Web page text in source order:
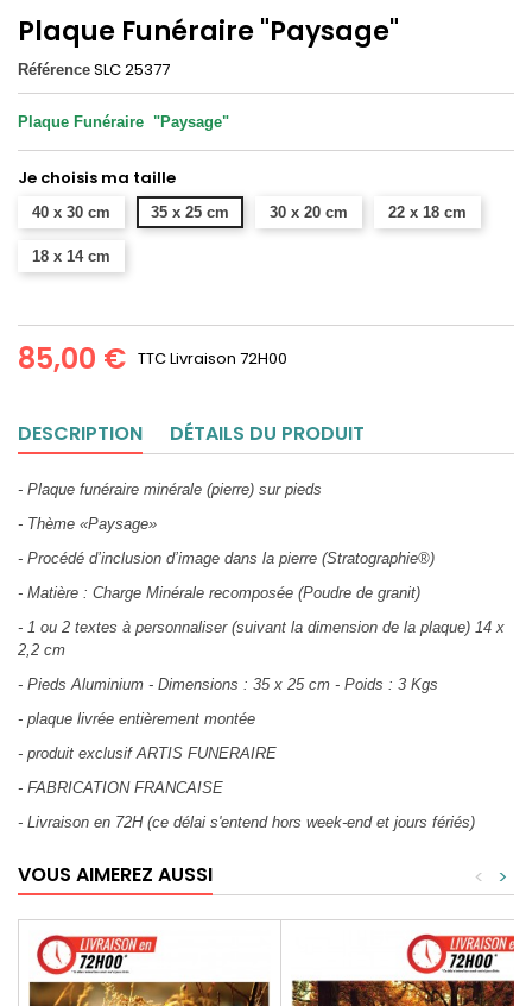
Plaque Funéraire "Paysage"
Référence SLC 25377
Plaque Funéraire "Paysage"
Je choisis ma taille
40 x 30 cm 35 x 25 cm 30 x 20 cm 22 x 18 cm
18 x 14 cm
85,00 € TTCLivraison 72H00
DESCRIPTION DÉTAILS DU PRODUIT
- Plaque funéraire minérale (pierre) sur pieds
- Thème «Paysage»
- Procédé d’inclusion d’image dans la pierre (Stratographie®)
- Matière : Charge Minérale recomposée (Poudre de granit)
- 1 ou 2 textes à personnaliser (suivant la dimension de la plaque) 14 x
2,2 cm
- Pieds Aluminium - Dimensions : 35 x 25 cm - Poids : 3 Kgs
- plaque livrée entièrement montée
- produit exclusif ARTIS FUNERAIRE
- FABRICATION FRANCAISE
- Livraison en 72H (ce délai s'entend hors week-end et jours fériés)
VOUS AIMEREZ AUSSI >
<